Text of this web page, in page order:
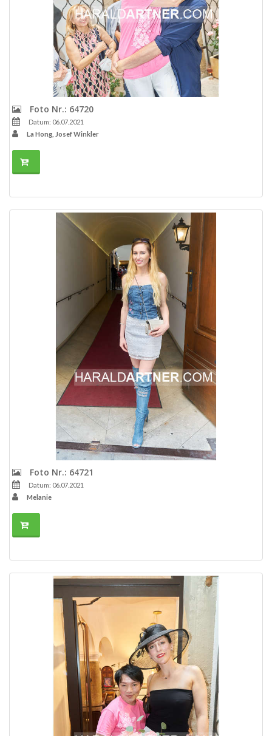
Foto Nr.: 64720
Datum: 06.07.2021
La Hong, Josef Winkler
Foto Nr.: 64721
Datum: 06.07.2021
Melanie